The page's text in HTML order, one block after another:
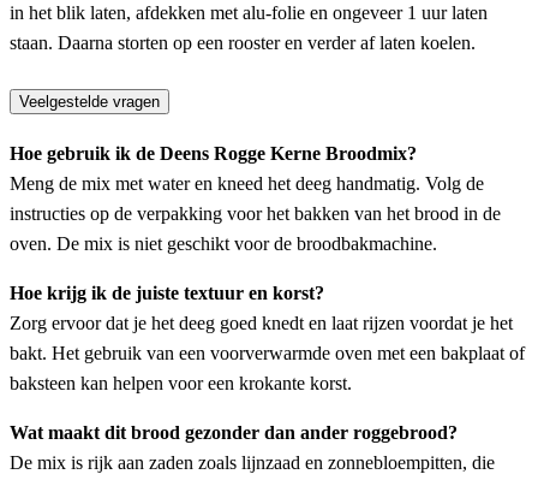
in het blik laten, afdekken met alu-folie en ongeveer 1 uur laten
staan. Daarna storten op een rooster en verder af laten koelen.
Veelgestelde vragen
Hoe gebruik ik de Deens Rogge Kerne Broodmix?
Meng de mix met water en kneed het deeg handmatig. Volg de
instructies op de verpakking voor het bakken van het brood in de
oven. De mix is niet geschikt voor de broodbakmachine.
Hoe krijg ik de juiste textuur en korst?
Zorg ervoor dat je het deeg goed knedt en laat rijzen voordat je het
bakt. Het gebruik van een voorverwarmde oven met een bakplaat of
baksteen kan helpen voor een krokante korst.
Wat maakt dit brood gezonder dan ander roggebrood?
De mix is rijk aan zaden zoals lijnzaad en zonnebloempitten, die